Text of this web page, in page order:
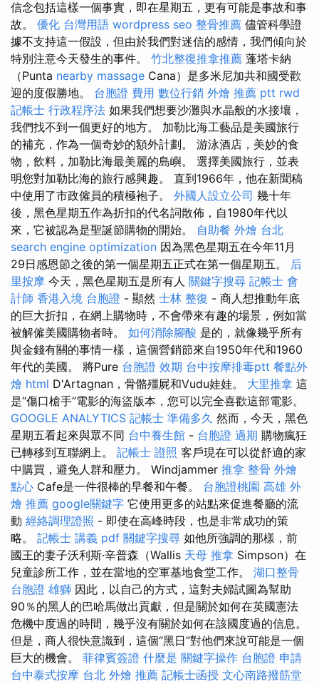
信念包括這樣一個事實，即在星期五，更有可能是事故和事
故。 優化 台灣用語 wordpress seo 整骨推薦 儘管科學證
據不支持這一假設，但由於我們對迷信的感情，我們傾向於
特別注意今天發生的事件。 竹北整復推拿推薦 蓬塔卡納
（Punta nearby massage Cana）是多米尼加共和國受歡
迎的度假勝地。 台胞證 費用 數位行銷 外燴 推薦 ptt rwd
記帳士 行政程序法 如果我們想要沙灘與水晶般的水接壤，
我們找不到一個更好的地方。 加勒比海工藝品是美國旅行
的補充，作為一個奇妙的額外計劃。 游泳酒店，美妙的食
物，飲料，加勒比海最美麗的島嶼。 選擇美國旅行，並表
明您對加勒比海的旅行感興趣。 直到1966年，他在新聞稿
中使用了市政僱員的積極袍子。 外國人設立公司 幾十年
後，黑色星期五作為折扣的代名詞散佈，自1980年代以
來，它被認為是聖誕節購物的開始。 自助餐 外燴 台北
search engine optimization 因為黑色星期五在今年11月
29日感恩節之後的第一個星期五正式在第一個星期五。 后
里按摩 今天，黑色星期五是所有人 關鍵字搜尋 記帳士 會
計師 香港入境 台胞證 - 顯然 士林 整復 - 商人想推動年底
的巨大折扣，在網上購物時，不會帶來有趣的場景，例如當
被解僱美國購物者時。 如何消除腳酸 是的，就像幾乎所有
與金錢有關的事情一樣，這個營銷節來自1950年代和1960
年代的美國。 將Pure 台胞證 效期 台中按摩排毒ptt 餐點外
燴 html D'Artagnan，骨骼殭屍和Vudu娃娃。 大里推拿 這
是“傷口槍手”電影的海盜版本，您可以完全喜歡這部電影。
GOOGLE ANALYTICS 記帳士 準備多久 然而，今天，黑色
星期五看起來與眾不同 台中養生館 - 台胞證 過期 購物瘋狂
已轉移到互聯網上。 記帳士 證照 客戶現在可以從舒適的家
中購買，避免人群和壓力。 Windjammer 推拿 整骨 外燴
點心 Cafe是一件很棒的早餐和午餐。 台胞證桃園 高雄 外
燴 推薦 google關鍵字 它使用更多的站點來促進餐廳的流
動 經絡調理證照 - 即使在高峰時段，也是非常成功的策
略。 記帳士 講義 pdf 關鍵字搜尋 如他所強調的那樣，前
國王的妻子沃利斯·辛普森（Wallis 天母 推拿 Simpson）在
兒童診所工作，並在當地的空軍基地食堂工作。 湖口整骨
台胞證 雄獅 因此，以自己的方式，這對夫婦試圖為幫助
90％的黑人的巴哈馬做出貢獻，但是關於如何在英國憲法
危機中度過的時間，幾乎沒有關於如何在該國度過的信息。
但是，商人很快意識到，這個“黑日”對他們來說可能是一個
巨大的機會。 菲律賓簽證 什麼是 關鍵字操作 台胞證 申請
台中泰式按摩 台北 外燴 推薦 記帳士函授 文心南路撥筋堂